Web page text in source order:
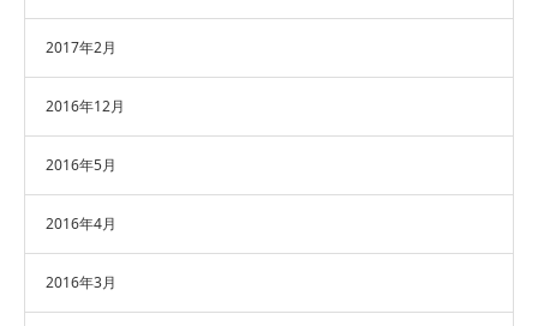
2017年2月
2016年12月
2016年5月
2016年4月
2016年3月